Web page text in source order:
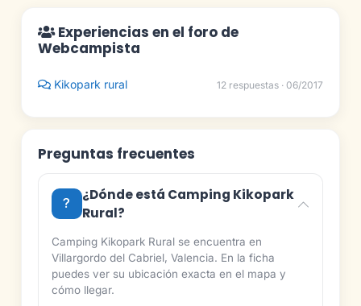
Experiencias en el foro de
Webcampista
Kikopark rural 12 respuestas · 06/2017
Preguntas frecuentes
¿Dónde está Camping Kikopark
Rural?
Camping Kikopark Rural se encuentra en
Villargordo del Cabriel, Valencia. En la ficha
puedes ver su ubicación exacta en el mapa y
cómo llegar.